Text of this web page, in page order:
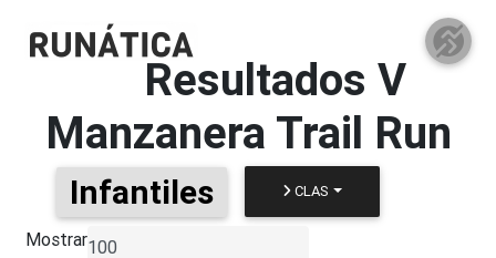
Resultados V
Manzanera Trail Run
Infantiles CLAS
Mostrar